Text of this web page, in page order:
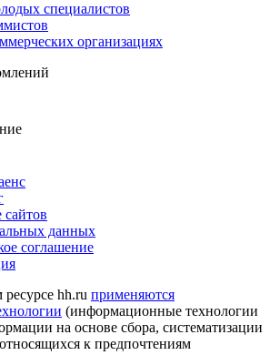
специалистов
организациях
сайтов
данных
соглашение
hh.ru применяются
(информационные технологии
на основе сбора, систематизации
к предпочтениям